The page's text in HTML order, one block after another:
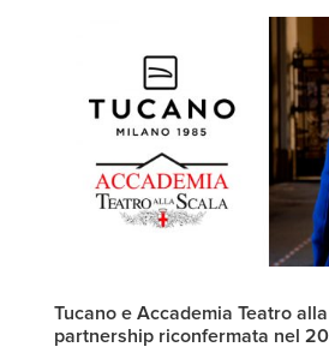
Tucano e Accademia Teatro
partnership riconfermata nel